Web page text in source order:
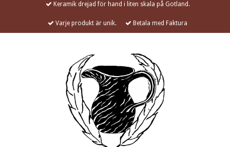
Keramik drejad för hand i liten skala på Gotland.
Varje produkt är unik. Betala med Faktura